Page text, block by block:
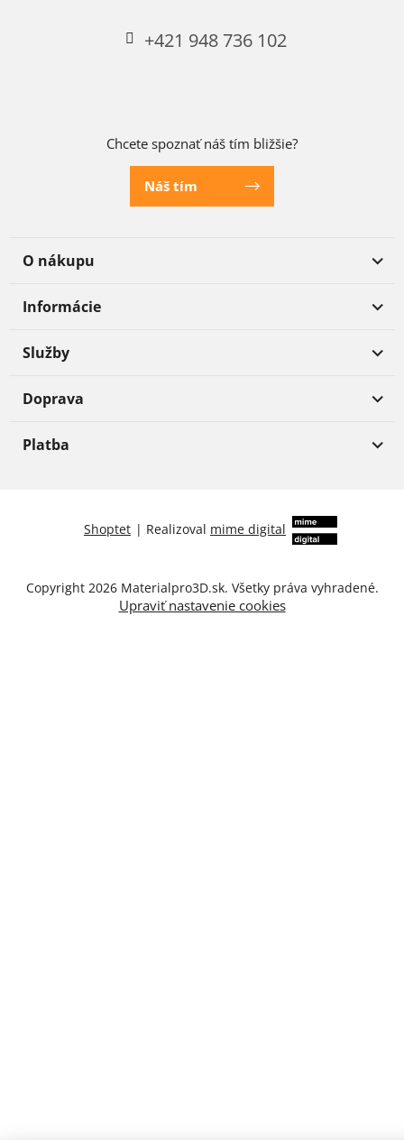
+421 948 736 102
Chcete spoznať náš tím bližšie?
Náš tím
O nákupu
Informácie
Služby
Doprava
Platba
Shoptet | Realizoval mime digital
Copyright 2026 Materialpro3D.sk. Všetky práva vyhradené.
Upraviť nastavenie cookies